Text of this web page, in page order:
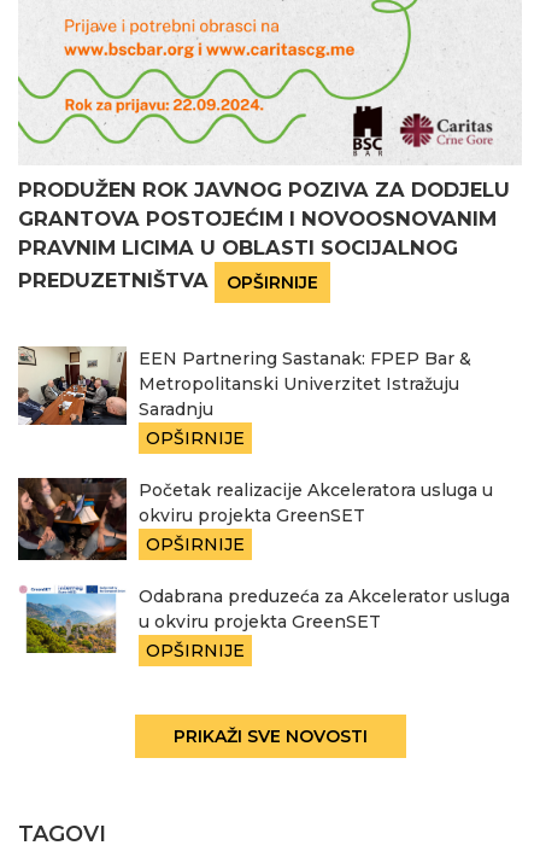
PRODUŽEN ROK JAVNOG POZIVA ZA DODJELU
GRANTOVA POSTOJEĆIM I NOVOOSNOVANIM
PRAVNIM LICIMA U OBLASTI SOCIJALNOG
PREDUZETNIŠTVA
OPŠIRNIJE
EEN Partnering Sastanak: FPEP Bar &
Metropolitanski Univerzitet Istražuju
Saradnju
OPŠIRNIJE
Početak realizacije Akceleratora usluga u
okviru projekta GreenSET
OPŠIRNIJE
Odabrana preduzeća za Akcelerator usluga
u okviru projekta GreenSET
OPŠIRNIJE
PRIKAŽI SVE NOVOSTI
TAGOVI